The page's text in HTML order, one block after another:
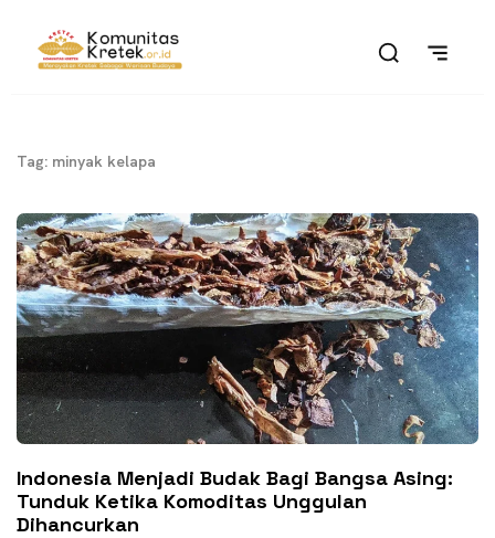
Tag: minyak kelapa
Indonesia Menjadi Budak Bagi Bangsa Asing:
Tunduk Ketika Komoditas Unggulan
Dihancurkan